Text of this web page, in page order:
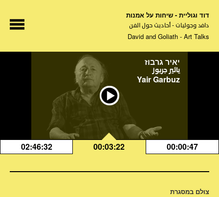
דוד וגוליית - שיחות על אמנות
دافد وجوليات - أحاديث حول الفن
David and Goliath - Art Talks
יאיר גרבוז
يائير جربوز
Yair Garbuz
02:46:32 00:03:22 00:00:47
צולם במסגרת